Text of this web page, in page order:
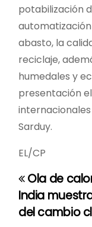
potabilización
abasto, la
reciclaje,
humedales y
presentación
Sarduy.
EL/CP
N
a
Ola de
India
del cambio